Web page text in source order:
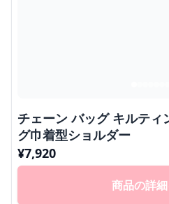
チェーン バッグ キルティ
グ巾着型ショルダー
¥7,920
商品の詳